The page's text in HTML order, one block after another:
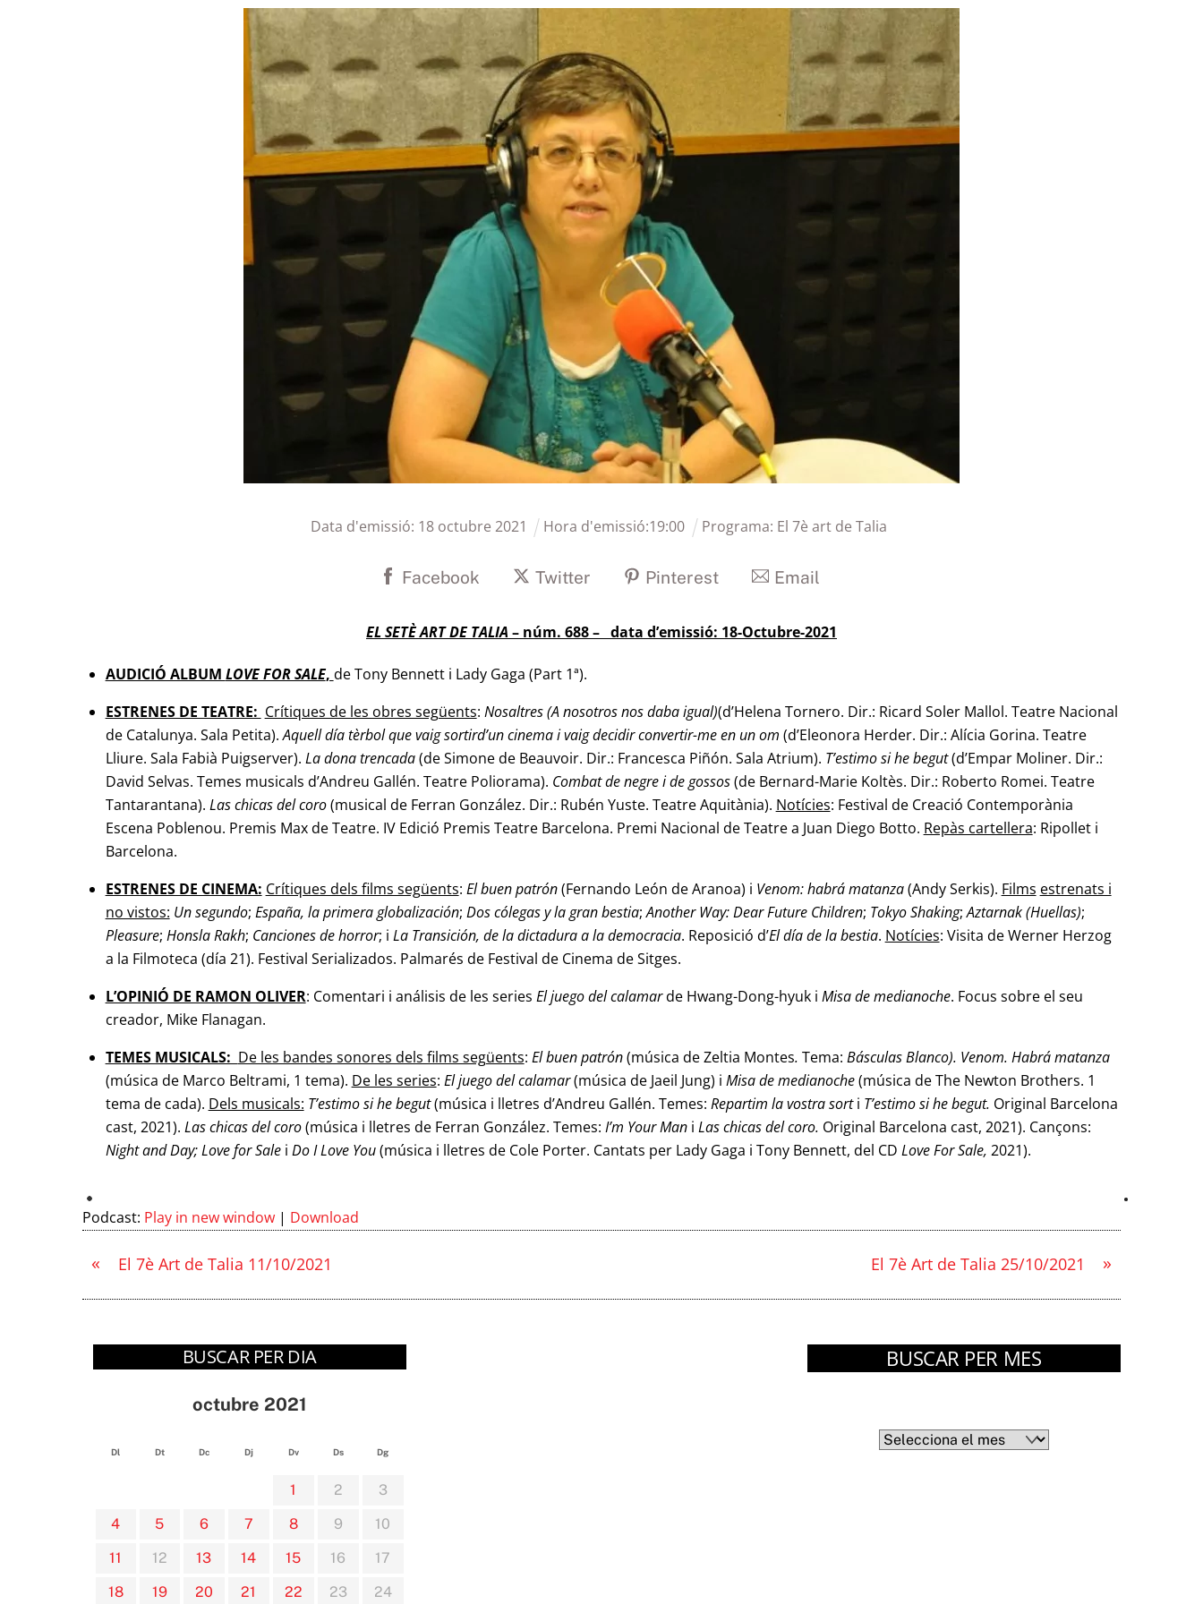
Data d'emissió: 18 octubre 2021 Hora d'emissió:19:00 Programa: El 7è art de Talia
Facebook Twitter Pinterest Email
EL SETÈ ART DE TALIA – núm. 688 – data d’emissió: 18-Octubre-2021
AUDICIÓ ALBUM LOVE FOR SALE, de Tony Bennett i Lady Gaga (Part 1ª).
ESTRENES DE TEATRE: Crítiques de les obres següents: Nosaltres (A nosotros nos daba igual)(d’Helena Tornero. Dir.: Ricard Soler Mallol. Teatre Nacional
de Catalunya. Sala Petita).Aquell día tèrbol que vaig sortird’un cinema i vaig decidir convertir-me en un om (d’Eleonora Herder. Dir.: Alícia Gorina. Teatre
Lliure. Sala Fabià Puigserver). La dona trencada(de Simone de Beauvoir. Dir.: Francesca Piñón. Sala Atrium). T’estimo si he begut(d’Empar Moliner. Dir.:
David Selvas. Temes musicals d’Andreu Gallén. Teatre Poliorama). Combat de negre i de gossos(de Bernard-Marie Koltès. Dir.: Roberto Romei. Teatre
Tantarantana). Las chicas del coro(musical de Ferran González. Dir.: Rubén Yuste. Teatre Aquitània). Notícies: Festival de Creació Contemporània
Escena Poblenou. Premis Max de Teatre. IV Edició Premis Teatre Barcelona. Premi Nacional de Teatre a Juan Diego Botto. Repàs cartellera: Ripollet i
Barcelona.
ESTRENES DE CINEMA: Crítiques dels films següents: El buen patrón(Fernando León de Aranoa) i Venom: habrá matanza(Andy Serkis). Films estrenats i
no vistos: Un segundo; España, la primera globalización; Dos cólegas y la gran bestia;Another Way: Dear Future Children; Tokyo Shaking;Aztarnak (Huellas);
Pleasure; Honsla Rakh; Canciones de horror; i La Transición, de la dictadura a la democracia. Reposició d’El día de la bestia. Notícies: Visita de Werner Herzog
a la Filmoteca (día 21). Festival Serializados. Palmarés de Festival de Cinema de Sitges.
L’OPINIÓ DE RAMON OLIVER: Comentari i análisis de les series El juego del calamarde Hwang-Dong-hyuk i Misa de medianoche. Focus sobre el seu
creador, Mike Flanagan.
TEMES MUSICALS: De les bandes sonores dels films següents: El buen patrón(música de Zeltia Montes. Tema: Básculas Blanco). Venom. Habrá matanza
(música de Marco Beltrami, 1 tema). De les series: El juego del calamar(música de Jaeil Jung) i Misa de medianoche(música de The Newton Brothers. 1
tema de cada). Dels musicals: T’estimo si he begut(música i lletres d’Andreu Gallén. Temes: Repartim la vostra sorti T’estimo si he begut. Original Barcelona
cast, 2021). Las chicas del coro(música i lletres de Ferran González. Temes: I’m Your Man i Las chicas del coro. Original Barcelona cast, 2021). Cançons:
Night and Day; Love for Sale i Do I Love You(música i lletres de Cole Porter. Cantats per Lady Gaga i Tony Bennett, del CD Love For Sale, 2021).
Podcast: Play in new window | Download
« El 7è Art de Talia 11/10/2021 »
El 7è Art de Talia 25/10/2021
BUSCAR PER DIA
octubre 2021
Dl Dt Dc Dj Dv Ds Dg
1 2
3
4
5 6 7 8 9
10
11
12 13 14 15 16
17
18
19 20 21 22 23 24
BUSCAR PER MES
Arxius